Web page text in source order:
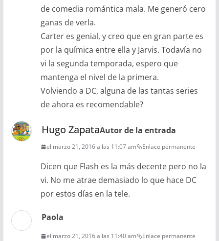
de comedia romántica mala. Me generó cero
ganas de verla.
Carter es genial, y creo que en gran parte es
por la química entre ella y Jarvis. Todavía no
vi la segunda temporada, espero que
mantenga el nivel de la primera.
Volviendo a DC, alguna de las tantas series
de ahora es recomendable?
Hugo ZapataAutor de la entrada
el marzo 21, 2016 a las 11:07 am Enlace permanente
Dicen que Flash es la más decente pero no la
vi. No me atrae demasiado lo que hace DC
por estos días en la tele.
Paola
el marzo 21, 2016 a las 11:40 am Enlace permanente